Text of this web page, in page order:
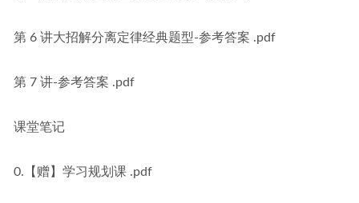
第 6 讲大招解分离定律经典题型-参考答案 .pdf
第 7 讲-参考答案 .pdf
课堂笔记
0.【赠】学习规划课 .pdf